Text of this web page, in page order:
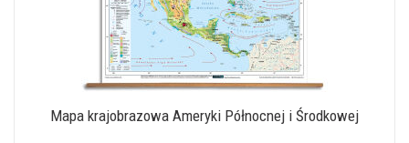
Mapa krajobrazowa Ameryki Północnej i Środkowej